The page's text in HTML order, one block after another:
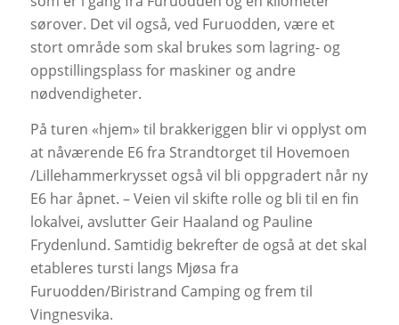
sørover. Det vil også, ved Furuodden, være et
stort område som skal brukes som lagring- og
oppstillingsplass for maskiner og andre
nødvendigheter.
På turen «hjem» til brakkeriggen blir vi opplyst om
at nåværende E6 fra Strandtorget til Hovemoen
/Lillehammerkrysset også vil bli oppgradert når ny
E6 har åpnet. – Veien vil skifte rolle og bli til en fin
lokalvei, avslutter Geir Haaland og Pauline
Frydenlund. Samtidig bekrefter de også at det skal
etableres tursti langs Mjøsa fra
Furuodden/Biristrand Camping og frem til
Vingnesvika.